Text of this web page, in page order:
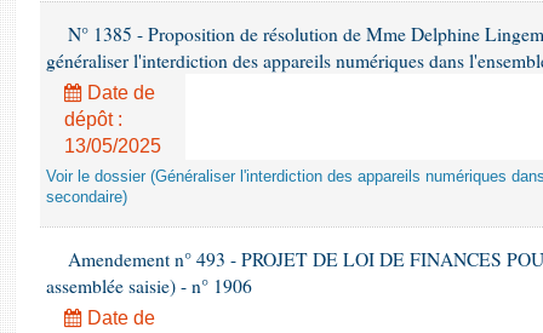
N° 1385 - Proposition de résolution de Mme Delphine
généraliser l'interdiction des appareils numériques dans
Date de
dépôt :
13/05/2025
Voir le dossier (Généraliser l'interdiction des appareils numériques
secondaire)
Amendement n° 493 - PROJET DE LOI DE FINANCES
assemblée saisie) - n° 1906
Date de